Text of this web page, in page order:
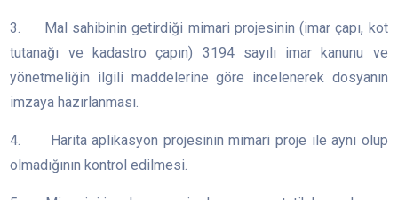
3. Mal sahibinin getirdiği mimari projesinin (imar çapı, kot
tutanağı ve kadastro çapın) 3194 sayılı imar kanunu ve
yönetmeliğin ilgili maddelerine göre incelenerek dosyanın
imzaya hazırlanması.
4. Harita aplikasyon projesinin mimari proje ile aynı olup
olmadığının kontrol edilmesi.